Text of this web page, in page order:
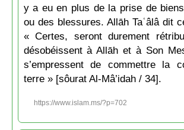
y a eu en plus de la prise de
ou des blessures. Allāh Taʿâlâ dit
« Certes, seront durement
désobéissent à Allāh et à Son
s’empressent de commettre la
terre » [sôurat Al-Mâ’idah / 34].
https://www.islam.ms/?p=702